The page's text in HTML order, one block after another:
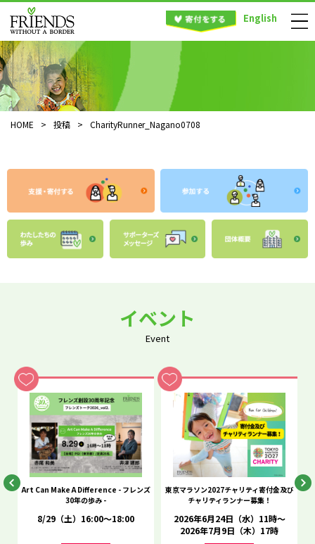
English
HOME > 投稿 > CharityRunner_Nagano0708
イベント
Event
Art Can Make A Difference - フレンズ
30年の歩み -
8/29（土）16:00～18:00
東京マラソン2027チャリティ寄付金及び
チャリティランナー募集！
2026年6月24日（水）11時～
2026年7月9日（木）17時